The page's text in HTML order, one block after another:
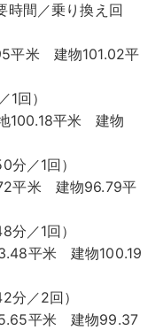
時間／乗り換え回
米 建物101.02平
回）
平米 建物
分／1回）
平米 建物96.79平
分／1回）
平米 建物100.19
分／2回）
平米 建物99.37